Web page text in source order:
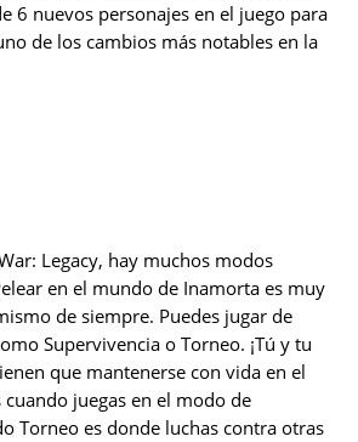
6 nuevos personajes en el juego para
de los cambios más notables en la
Legacy, hay muchos modos
en el mundo de Inamorta es muy
de siempre. Puedes jugar de
Supervivencia o Torneo. ¡Tú y tu
que mantenerse con vida en el
juegas en el modo de
Torneo es donde luchas contra otras